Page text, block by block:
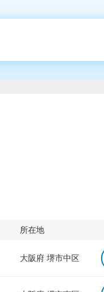
所在地
大阪府 堺市中区